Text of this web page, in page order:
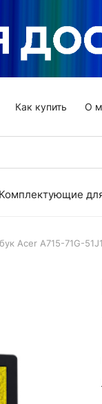
Как купить О
Комплектующие
Acer A715-71G-51J1